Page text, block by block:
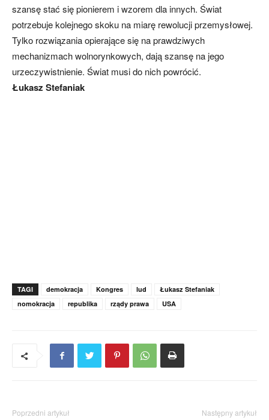
szansę stać się pionierem i wzorem dla innych. Świat
potrzebuje kolejnego skoku na miarę rewolucji przemysłowej.
Tylko rozwiązania opierające się na prawdziwych
mechanizmach wolnorynkowych, dają szansę na jego
urzeczywistnienie. Świat musi do nich powrócić.
Łukasz Stefaniak
TAGI demokracja Kongres lud
Łukasz Stefaniak
nomokracja
republika rządy prawa USA
Poprzedni artykuł Następny artykuł